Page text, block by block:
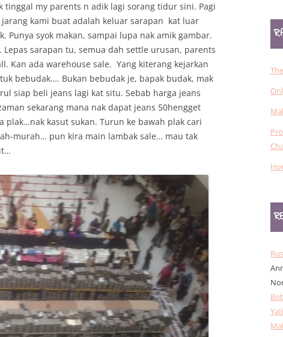
tinggal my parents n adik lagi sorang tidur sini. Pagi
kami buat adalah keluar sarapan kat luar
Punya syok makan, sampai lupa nak amik gambar.
sarapan tu, semua dah settle urusan, parents
Kan ada warehouse sale. Yang kiterang kejarkan
bebudak…. Bukan bebudak je, bapak budak, mak
siap beli jeans lagi kat situ. Sebab harga jeans
sekarang mana nak dapat jeans 50hengget
plak…nak kasut sukan. Turun ke bawah plak cari
murah… pun kira main lambak sale… mau tak